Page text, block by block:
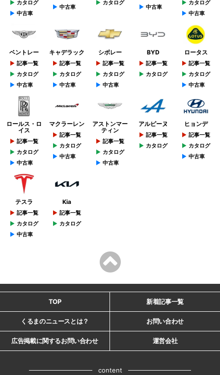
カタログ
中古車
中古車
カタログ
中古車
カタログ
中古車
ベントレー
記事一覧
カタログ
中古車
キャデラック
記事一覧
カタログ
中古車
シボレー
記事一覧
カタログ
中古車
BYD
記事一覧
カタログ
ロータス
記事一覧
カタログ
中古車
ロールス・ロ
イス
記事一覧
カタログ
中古車
マクラーレン
記事一覧
カタログ
中古車
アストンマー
ティン
記事一覧
カタログ
中古車
アルピーヌ
記事一覧
カタログ
ヒョンデ
記事一覧
カタログ
中古車
テスラ
記事一覧
カタログ
中古車
Kia
記事一覧
カタログ
TOP 新着記事一覧
くるまのニュースとは？ お問い合わせ
広告掲載に関するお問い合わせ 運営会社
content